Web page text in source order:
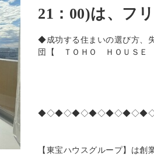
21：00)は、フ
◆成功する住まいの選び方、
団【 ＴＯＨＯ ＨＯＵＳＥ
【東宝ハウスグループ】は創